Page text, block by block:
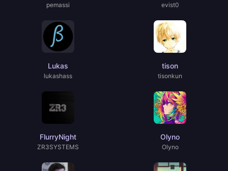
pemassi evist0
Lukas
lukashass
tison
tisonkun
FlurryNight
ZR3SYSTEMS
Olyno
Olyno